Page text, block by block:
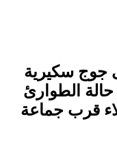
جوج سكيرية
الطوارئ
قرب جماعة